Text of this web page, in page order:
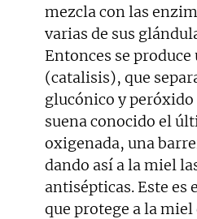
mezcla con las
varias de sus
Entonces se
(catalisis), que
glucónico y peróxido
suena conocido el
oxigenada, una
dando así a la miel
antisépticas. Este es
que protege a la miel